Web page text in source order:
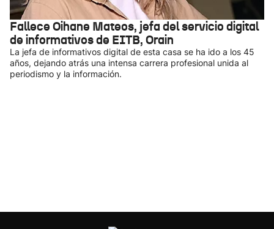
Fallece Oihane Mateos, jefa del servicio digital
de informativos de EITB, Orain
La jefa de informativos digital de esta casa se ha ido a los 45
años, dejando atrás una intensa carrera profesional unida al
periodismo y la información.